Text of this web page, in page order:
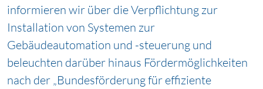
informieren wir über die Verpflichtung zur
Installation von Systemen zur
Gebäudeautomation und -steuerung und
beleuchten darüber hinaus Fördermöglichkeiten
nach der „Bundesförderung für effiziente